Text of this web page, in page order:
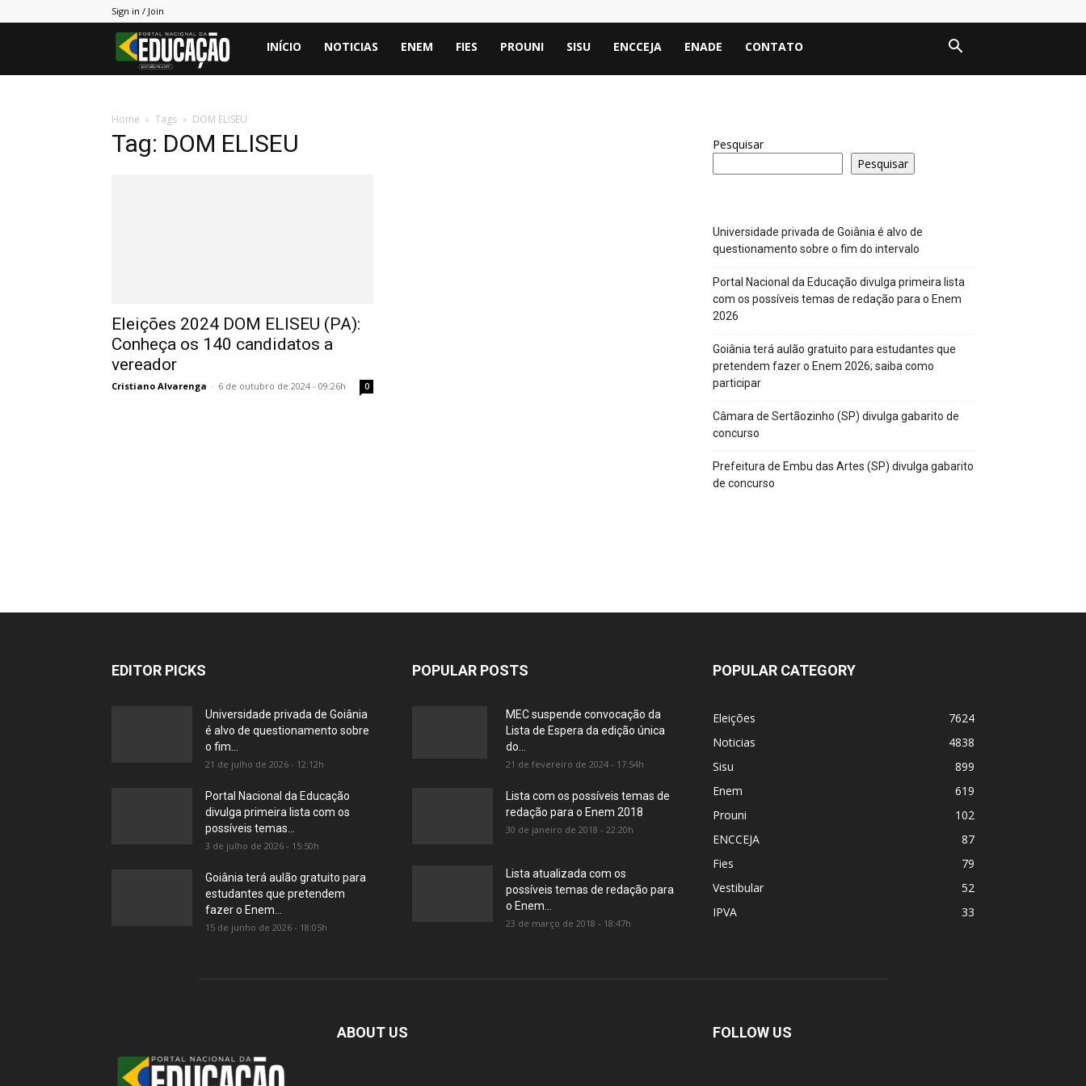
Sign in / Join
Portal
INÍCIO NOTICIAS ENEM FIES PROUNI SISU ENCCEJA ENADE CONTATO
Home Tags DOM ELISEU
Tag: DOM ELISEU
Eleições 2024 DOM ELISEU (PA):
Conheça os 140 candidatos a
vereador
Cristiano Alvarenga - 6 de outubro de 2024 - 09:26h 0
Pesquisar
Pesquisar
Universidade privada de Goiânia é alvo de
questionamento sobre o fim do intervalo
Portal Nacional da Educação divulga primeira lista
com os possíveis temas de redação para o Enem
2026
Goiânia terá aulão gratuito para estudantes que
pretendem fazer o Enem 2026; saiba como
participar
Câmara de Sertãozinho (SP) divulga gabarito de
concurso
Prefeitura de Embu das Artes (SP) divulga gabarito
de concurso
EDITOR PICKS
Universidade privada de Goiânia
é alvo de questionamento sobre
o fim...
21 de julho de 2026 - 12:12h
Portal Nacional da Educação
divulga primeira lista com os
possíveis temas...
3 de julho de 2026 - 15:50h
Goiânia terá aulão gratuito para
estudantes que pretendem
fazer o Enem...
15 de junho de 2026 - 18:05h
POPULAR POSTS
MEC suspende convocação da
Lista de Espera da edição única
do...
21 de fevereiro de 2024 - 17:54h
Lista com os possíveis temas de
redação para o Enem 2018
30 de janeiro de 2018 - 22:20h
Lista atualizada com os
possíveis temas de redação para
o Enem...
23 de março de 2018 - 18:47h
POPULAR CATEGORY
Eleições
7624
Noticias
4838
Sisu
899
Enem
619
Prouni
102
ENCCEJA
87
Fies
79
Vestibular
52
IPVA
33
ABOUT US FOLLOW US